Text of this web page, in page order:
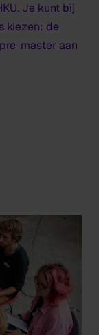
Je kunt bij
kiezen: de
master aan